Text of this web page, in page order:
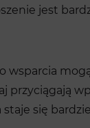
jest
wsparcia
przyciągają
się